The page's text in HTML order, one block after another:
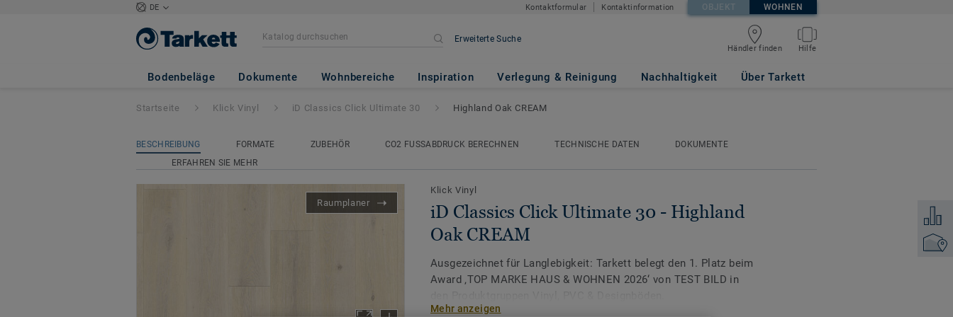
DE Kontaktformular Kontaktinformation OBJEKT WOHNEN
Erweiterte Suche
Händler finden Hilfe
Bodenbeläge Dokumente Wohnbereiche Inspiration Verlegung & Reinigung Nachhaltigkeit Über Tarkett
iD Classics Click Ultimate 30 - Highland Oak CREAM
Zum
Startseite Klick Vinyl iD Classics Click Ultimate 30 Highland Oak CREAM
BESCHREIBUNG FORMATE ZUBEHÖR CO2 FUSSABDRUCK BERECHNEN TECHNISCHE DATEN
DOKUMENTE
ERFAHREN SIE MEHR
Raumplaner
Klick Vinyl
iD Classics Click Ultimate 30 - Highland
Oak CREAM
Ausgezeichnet für Langlebigkeit: Tarkett belegt den 1. Platz beim
Award ‚TOP MARKE HAUS & WOHNEN 2026‘ von TEST BILD in
Mehr anzeigen